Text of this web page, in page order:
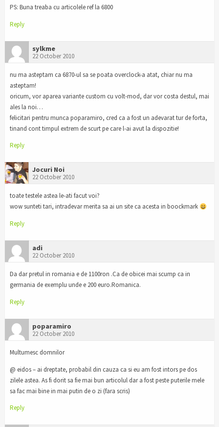
PS: Buna treaba cu articolele ref la 6800
Reply
sylkme
22 October 2010
nu ma asteptam ca 6870-ul sa se poata overclock-a atat, chiar nu ma
asteptam!
oricum, vor aparea variante custom cu volt-mod, dar vor costa destul, mai
ales la noi…
felicitari pentru munca poparamiro, cred ca a fost un adevarat tur de forta,
tinand cont timpul extrem de scurt pe care l-ai avut la dispozitie!
Reply
Jocuri Noi
22 October 2010
toate testele astea le-ati facut voi?
wow sunteti tari, intradevar merita sa ai un site ca acesta in boockmark
Reply
adi
22 October 2010
Da dar pretul in romania e de 1100ron .Ca de obicei mai scump ca in
germania de exemplu unde e 200 euro.Romanica.
Reply
poparamiro
22 October 2010
Multumesc domnilor
@ eidos – ai dreptate, probabil din cauza ca si eu am fost intors pe dos
zilele astea. As fi dorit sa fie mai bun articolul dar a fost peste puterile mele
sa fac mai bine in mai putin de o zi (fara scris)
Reply